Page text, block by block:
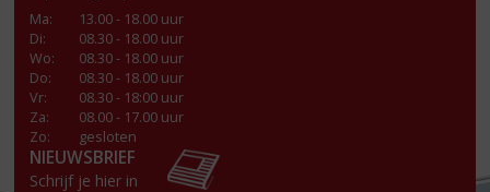
Ma:
13.00 - 18.00 uur
Di:
08.30 - 18.00 uur
Wo:
08.30 - 18.00 uur
Do:
08.30 - 18.00 uur
Vr:
08.30 - 18:00 uur
Za:
08.00 - 17.00 uur
Zo:
gesloten
NIEUWSBRIEF
Schrijf je hier in